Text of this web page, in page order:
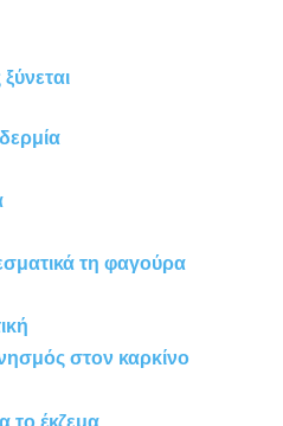
τη φαγούρα
στον καρκίνο
το έκζεμα